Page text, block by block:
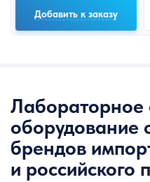
Добавить к заказу
Лабораторное
оборудование
брендов
и российского